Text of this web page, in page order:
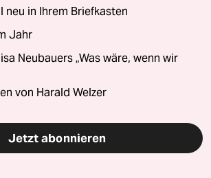
neu in Ihrem Briefkasten
Jahr
Neubauers „Was wäre, wenn wir
von Harald Welzer
Jetzt abonnieren